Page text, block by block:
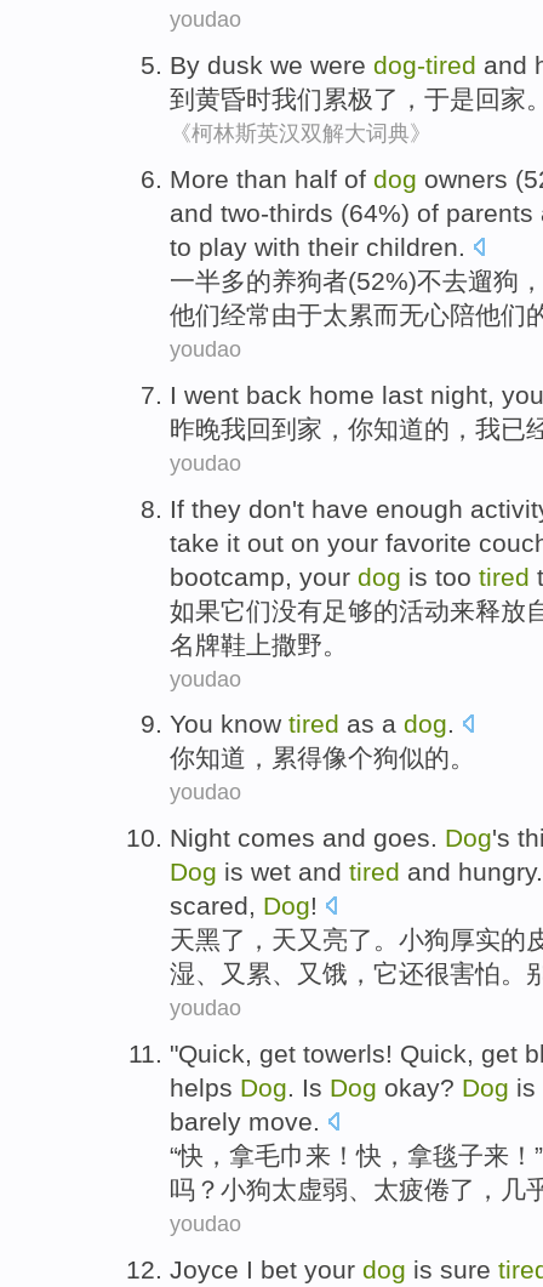
youdao
By dusk we were dog-tired and
到 黄昏时我们累极了，于是回家
《柯林斯英汉双解大词典》
More than half of dog owners
and two-thirds (64%) of parents
to play with their children.
一半多的养狗者(52%)不去遛狗 ，
他们经常由于太累而无心陪他们
youdao
I went back home last night, you
昨晚我回到 家 ， 你知道的， 我已
youdao
If they don't have enough
take it out on your favorite
bootcamp , your dog is too tired
如果它们没有足够的活动来释放
名牌鞋 上撒野 。
youdao
You know tired as a dog.
你知道 ， 累得像个狗似的。
youdao
Night comes and goes. Dog's
Dog is wet and tired and hungry
scared, Dog!
天黑了， 天又亮了 。 小狗厚实的
湿、 又累、 又饿 ， 它还很害怕。
youdao
"Quick, get towerls! Quick, get
helps Dog. Is Dog okay? Dog is
barely move.
“快 ， 拿毛巾 来！快，拿毯子来！”
吗？小狗太虚弱、 太疲倦了，几
youdao
Joyce I bet your dog is sure